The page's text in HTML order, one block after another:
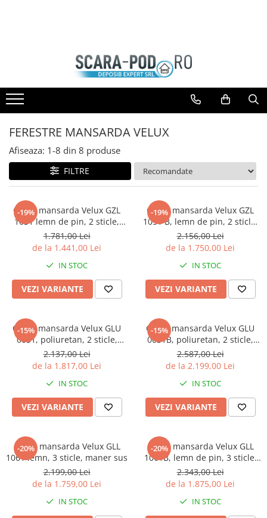
Scari metal
Scari antifoc
Scari speciale
Scari case pasive
Accesorii Scari
GEAM MANSARDA
Ferestre Mansarda DEPOSKY
Ferestre Mansarda VELUX
Ferestre Mansarda DAKEA
Accesorii Ferestre
USI VIZITARE
USI VIZITARE TERMOIZOLATOARE
TERMOIZOLATOARE
USI VIZITARE ANTIFOC
RESIGILATE
CONTACT
FERESTRE MANSARDA VELUX
Afiseaza: 1-8 din 8 produse
FILTRE
-19%
Geam mansarda Velux GZL
1051 lemn de pin, 2 sticle,
maner sus
1.781,00 Lei
de la 1.441,00 Lei
IN STOC
VEZI VARIANTE
-19%
Geam mansarda Velux GZL
1051 B, lemn de pin, 2 sticle,
maner jos
2.156,00 Lei
de la 1.750,00 Lei
IN STOC
VEZI VARIANTE
-15%
Geam mansarda Velux GLU
0051, poliuretan, 2 sticle,
maner sus
2.137,00 Lei
de la 1.817,00 Lei
IN STOC
VEZI VARIANTE
-15%
Geam mansarda Velux GLU
0051B, poliuretan, 2 sticle,
maner jos
2.587,00 Lei
de la 2.199,00 Lei
IN STOC
VEZI VARIANTE
-20%
Geam mansarda Velux GLL
1061 lemn, 3 sticle, maner sus
2.199,00 Lei
de la 1.759,00 Lei
IN STOC
-20%
Geam mansarda Velux GLL
1061B, lemn de pin, 3 sticle,
maner jos
2.343,00 Lei
de la 1.875,00 Lei
IN STOC